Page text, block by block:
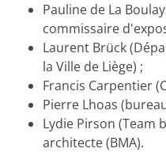
Pauline de La
commissaire
Laurent Brück
la Ville de Liège) ;
Francis Carpentier
Pierre Lhoas
Lydie Pirson (Team
architecte (BMA).